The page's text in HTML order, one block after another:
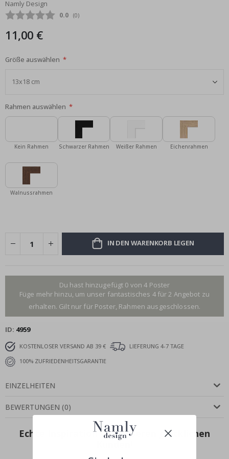
Bildgalerie
springen
Namly Design
Durchschnittliche Bewertung:
0.0 (abgegebene bewertungen:
0)
11,00 €
Größe auswählen
Rahmen auswählen
Kein Rahmen Schwarzer Rahmen Weißer Rahmen Eichenrahmen
Walnussrahmen
IN DEN WARENKORB LEGEN
Du hast hinzugefügt 0 von 4 Poster
Füge mehr hinzu, um unser fantastisches 4 für 2 Angebot zu
erhalten. Gilt nur für Poster, Rahmen ausgeschlossen.
ID 4959
KOSTENLOSER VERSAND AB 39 €
LIEFERUNG 4-7 TAGE
100% ZUFRIEDENHEITSGARANTIE
EINZELHEITEN
BEWERTUNGEN (0)
Echte Inspiration von unseren glücklichen
Kunden!